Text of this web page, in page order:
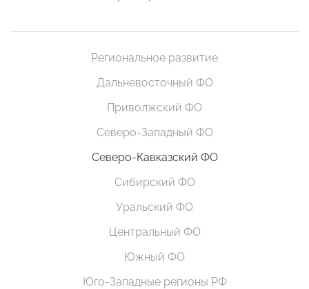
Региональное развитие
Дальневосточный ФО
Приволжский ФО
Северо-Западный ФО
Северо-Кавказский ФО
Сибирский ФО
Уральский ФО
Центральный ФО
Южный ФО
Юго-Западные регионы РФ